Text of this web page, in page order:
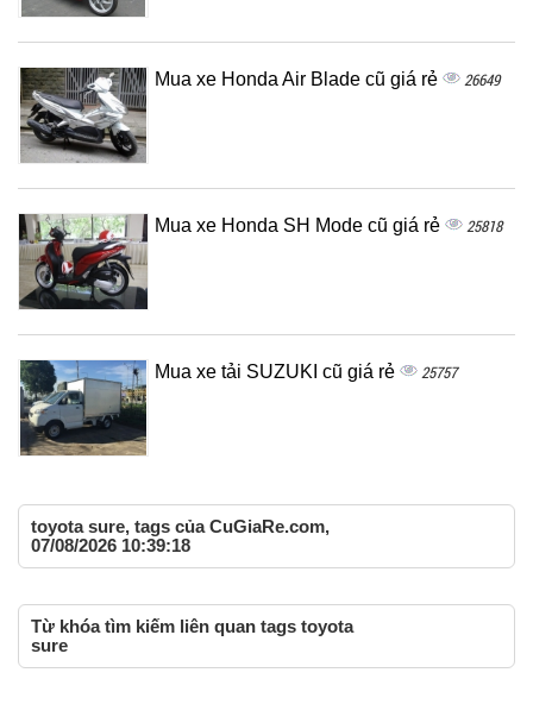
Mua xe Honda Air Blade cũ giá rẻ 26649
Mua xe Honda SH Mode cũ giá rẻ 25818
Mua xe tải SUZUKI cũ giá rẻ 25757
toyota sure, tags của CuGiaRe.com,
07/08/2026 10:39:18
Từ khóa tìm kiếm liên quan tags toyota
sure